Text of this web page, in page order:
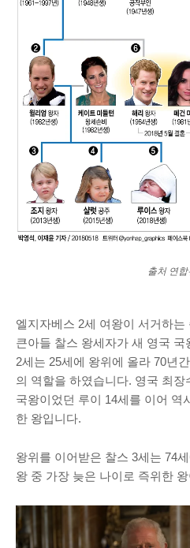
출처 연합
엘지자베스 2세 여왕이 서거하
큰아들 찰스 왕세자가 새 영국
2세는 25세에 왕위에 올라 70년
의 역할을 하였습니다. 영국 최
국왕이었던 루이 14세를 이어 역
한 왕입니다.
왕위를 이어받은 찰스 3세는 74
왕 중 가장 늦은 나이로 즉위한